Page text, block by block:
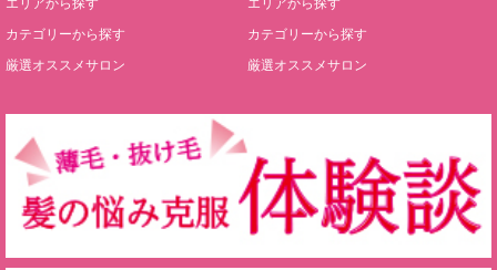
エリアから探す
カテゴリーから探す
厳選オススメサロン
エリアから探す
カテゴリーから探す
厳選オススメサロン